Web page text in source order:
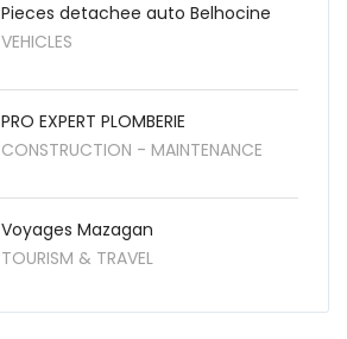
Pieces detachee auto Belhocine
VEHICLES
PRO EXPERT PLOMBERIE
CONSTRUCTION - MAINTENANCE
Voyages Mazagan
TOURISM & TRAVEL